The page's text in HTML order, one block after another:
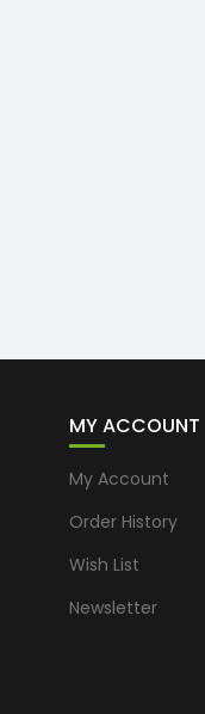
MY ACCOUNT
My Account
Order History
Wish List
Newsletter